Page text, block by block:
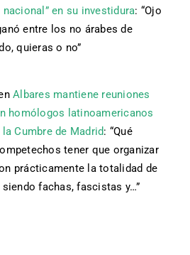
nacional” en su investidura: “Ojo
entre los no árabes de
quieras o no”
Albares mantiene reuniones
homólogos latinoamericanos
Cumbre de Madrid: “Qué
tener que organizar
prácticamente la totalidad de
siendo fachas, fascistas y…”